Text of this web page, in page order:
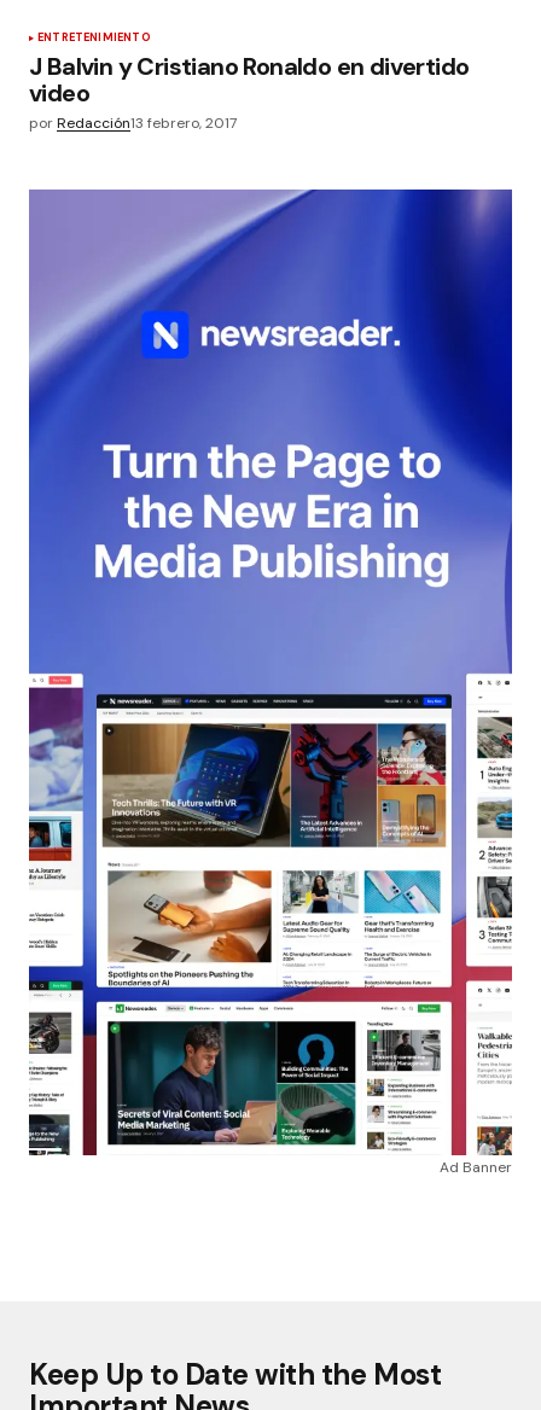
ENTRETENIMIENTO
J Balvin y Cristiano Ronaldo en divertido
video
porRedacción13 febrero, 2017
Ad Banner
Keep Up to Date with the Most